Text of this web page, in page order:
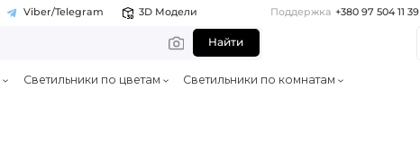
Viber/Telegram 3D Модели Поддержка +380 97 504 11 39
Найти
Светильники по цветам Светильники по комнатам